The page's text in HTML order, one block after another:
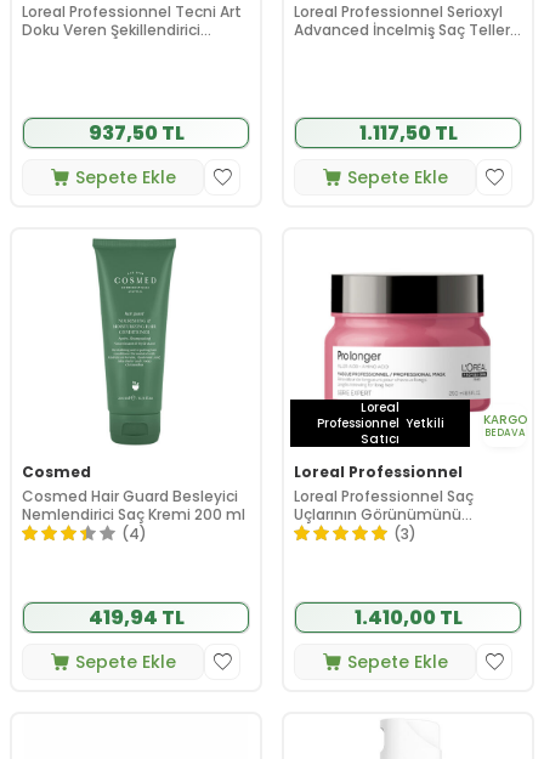
Loreal Professionnel Tecni Art
Doku Veren Şekillendirici
937,50 TL
Sepete Ekle
Loreal Professionnel Serioxyl
Advanced İncelmiş Saç Telleri
1.117,50 TL
Sepete Ekle
Cosmed
Cosmed Hair Guard Besleyici
Nemlendirici Saç Kremi 200 ml
(4)
419,94 TL
Sepete Ekle
Loreal
Professionnel Yetkili
Satıcı
KARGO
BEDAVA
Loreal Professionnel
Loreal Professionnel Saç
Uçlarının Görünümünü
Yenileyici ve Yoğunlaştırıcı
(3)
1.410,00 TL
Sepete Ekle